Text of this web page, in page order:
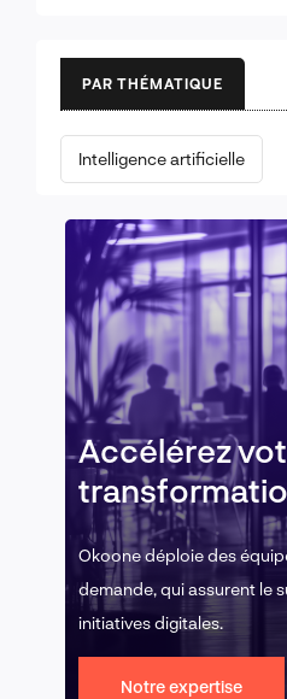
PAR THÉMATIQUE
Intelligence artificielle
Accélérez
Okoone déploie des
demande, qui assurent le
initiatives digitales.
Notre expertise